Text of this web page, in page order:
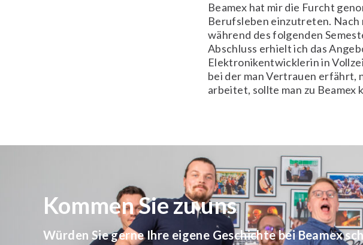
Beamex hat mir die Furcht
Berufsleben einzutreten.
während des folgenden
Abschluss erhielt ich das
Elektronikentwicklerin in
bei der man Vertrauen erfährt,
arbeitet, sollte man zu Beamex
Kommen Sie zu uns
Würden Sie gerne Ihre eigene Geschichte bei Beamex